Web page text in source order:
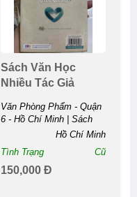
Sách Văn Học
Nhiều Tác Giả
Văn Phòng Phẩm - Quận
6 - Hồ Chí Minh | Sách
Văn Học Nhiều Tác ...
Hồ Chí Minh
Tình Trạng
Cũ
150,000 Đ